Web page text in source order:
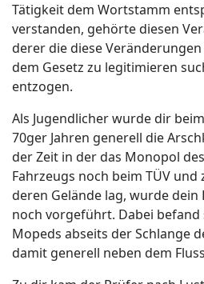
Tätigkeit dem Wortstamm
verstanden, gehörte diesen
derer die diese
dem Gesetz zu legitimieren
entzogen.
Als Jugendlicher wurde dir
70ger Jahren generell die
der Zeit in der das Monopol
Fahrzeugs noch beim TÜV
deren Gelände lag, wurde
noch vorgeführt. Dabei befand
Mopeds abseits der Schlange
damit generell neben dem